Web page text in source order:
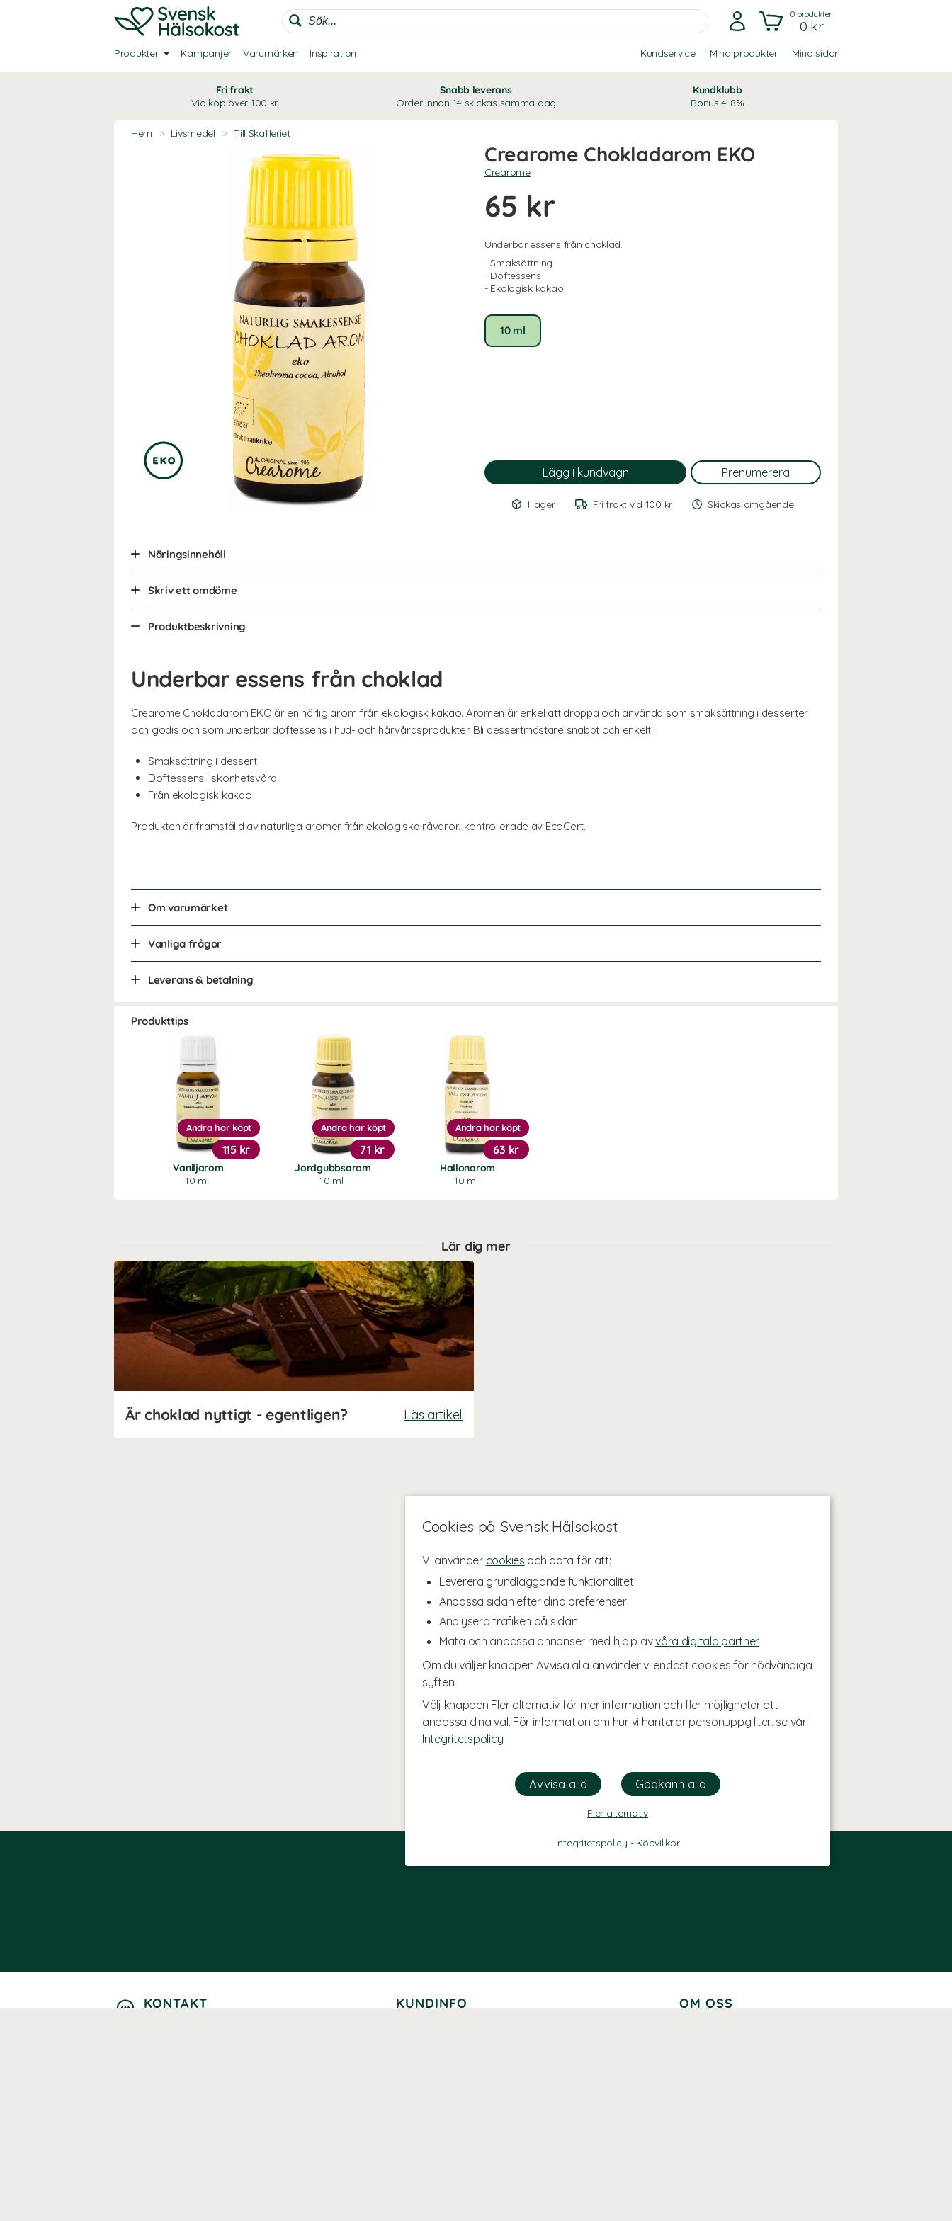
Cookies på Svensk Hälsokost
Vi använder cookies och data för att:
Leverera grundläggande funktionalitet
Anpassa sidan efter dina preferenser
Analysera trafiken på sidan
Mäta och anpassa annonser med hjälp avvåra digitala partner
Om du väljer knappen Avvisa alla använder vi endast cookies för nödvändiga
syften.
Välj knappen Fler alternativ för mer information och fler möjligheter att
anpassa dina val. För information om hur vi hanterar personuppgifter, se vår
Integritetspolicy.
Fler alternativ
Integritetspolicy - Köpvillkor
0produkter
0 kr
Produkter Kampanjer Varumärken Inspiration Kundservice Mina produkter Mina sidor
Fri frakt
Vid köp över 100 kr
Snabb leverans
Order innan 14 skickas samma dag
Kundklubb
Bonus 4-8%
Hem > Livsmedel > Till Skafferiet
Crearome Chokladarom EKO
Crearome
65 kr
Underbar essens från choklad.
- Smaksättning
- Doftessens
- Ekologisk kakao
10 ml
I lager Fri frakt vid 100 kr Skickas omgående
Näringsinnehåll
Skriv ett omdöme
Produktbeskrivning
Underbar essens från choklad
Crearome Chokladarom EKO är en härlig arom från ekologisk kakao. Aromen är enkel att droppa och använda som smaksättning i desserter
och godis och som underbar doftessens i hud- och hårvårdsprodukter. Bli dessertmästare snabbt och enkelt!
Smaksättning i dessert
Doftessens i skönhetsvård
Från ekologisk kakao
Produkten är framställd av naturliga aromer från ekologiska råvaror, kontrollerade av EcoCert.
Om varumärket
Vanliga frågor
Leverans & betalning
Produkttips
Vaniljarom
10 ml
Andra har köpt
115 kr
Jordgubbsarom
10 ml
Andra har köpt
71 kr
Hallonarom
10 ml
Andra har köpt
63 kr
Lär dig mer
Är choklad nyttigt - egentligen? Läs artikel
KONTAKT KUNDINFO OM OSS